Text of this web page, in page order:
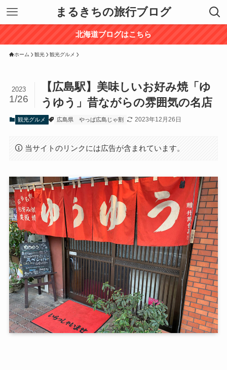
まるきちの旅行ブログ
北海道ブログはこちら
ホーム 観光 観光グルメ
【広島駅】美味しいお好み焼「ゆ
うゆう」昔ながらの雰囲気の名店
2023
1/26
観光グルメ 広島県 やっぱ広島じゃ割 2023年12月26日
当サイトのリンクには広告が含まれています。